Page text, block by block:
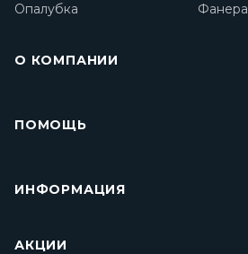
Опалубка
Фанера
О КОМПАНИИ
ПОМОЩЬ
ИНФОРМАЦИЯ
АКЦИИ